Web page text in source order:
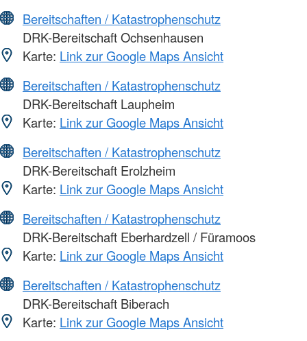
Bereitschaften / Katastrophenschutz
DRK-Bereitschaft Ochsenhausen
Karte: Link zur Google Maps Ansicht
Bereitschaften / Katastrophenschutz
DRK-Bereitschaft Laupheim
Karte: Link zur Google Maps Ansicht
Bereitschaften / Katastrophenschutz
DRK-Bereitschaft Erolzheim
Karte: Link zur Google Maps Ansicht
Bereitschaften / Katastrophenschutz
DRK-Bereitschaft Eberhardzell / Füramoos
Karte: Link zur Google Maps Ansicht
Bereitschaften / Katastrophenschutz
DRK-Bereitschaft Biberach
Karte: Link zur Google Maps Ansicht